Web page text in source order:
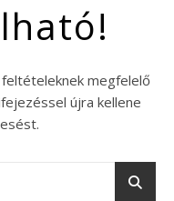
megfelelő
újra kellene